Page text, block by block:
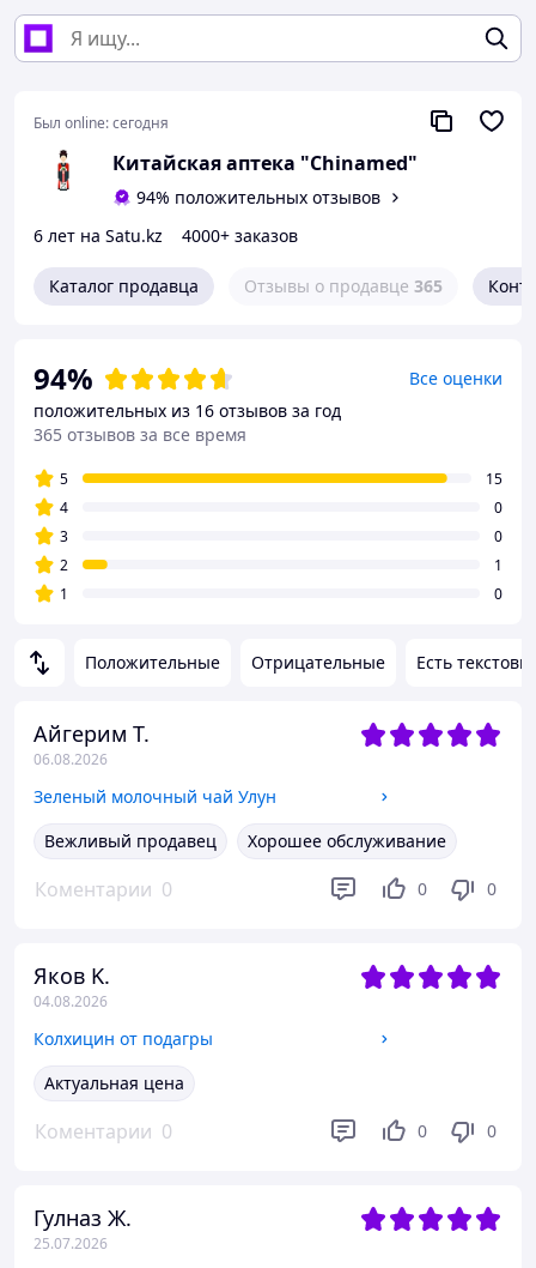
Был online:сегодня
Китайская аптека "Chinamed"
94% положительных отзывов
6 лет на Satu.kz
4000+ заказов
Каталог продавца Отзывы о продавце 365
Положительные Отрицательные Есть
Айгерим Т.
06.08.2026
Зеленый молочный чай Улун
Вежливый продавец
Хорошее обслуживание
Коментарии 0 0 0
Яков K.
04.08.2026
Колхицин от подагры
Актуальная цена
Коментарии 0 0 0
Гулназ Ж.
25.07.2026
94%
Все оценки
положительных из 16 отзывов за год
365 отзывов за все время
5
15
4
0
3
0
2
1
1
0